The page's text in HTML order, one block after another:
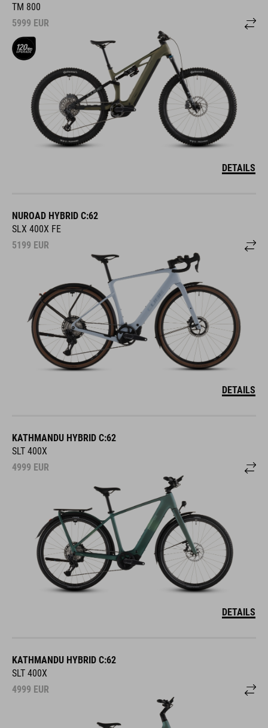
TM 800
5999 EUR
DETAILS
NUROAD HYBRID C:62
SLX 400X FE
5199 EUR
DETAILS
KATHMANDU HYBRID C:62
SLT 400X
4999 EUR
DETAILS
KATHMANDU HYBRID C:62
SLT 400X
4999 EUR